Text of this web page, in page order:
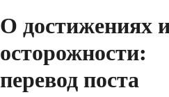
О достижениях
осторожности:
перевод поста